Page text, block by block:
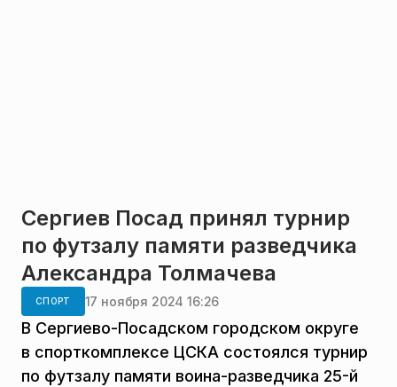
Сергиев Посад принял турнир
по футзалу памяти разведчика
Александра Толмачева
СПОРТ 17 ноября 2024 16:26
​В Сергиево-Посадском городском округе
в спорткомплексе ЦСКА состоялся турнир
по футзалу памяти воина-разведчика 25-й